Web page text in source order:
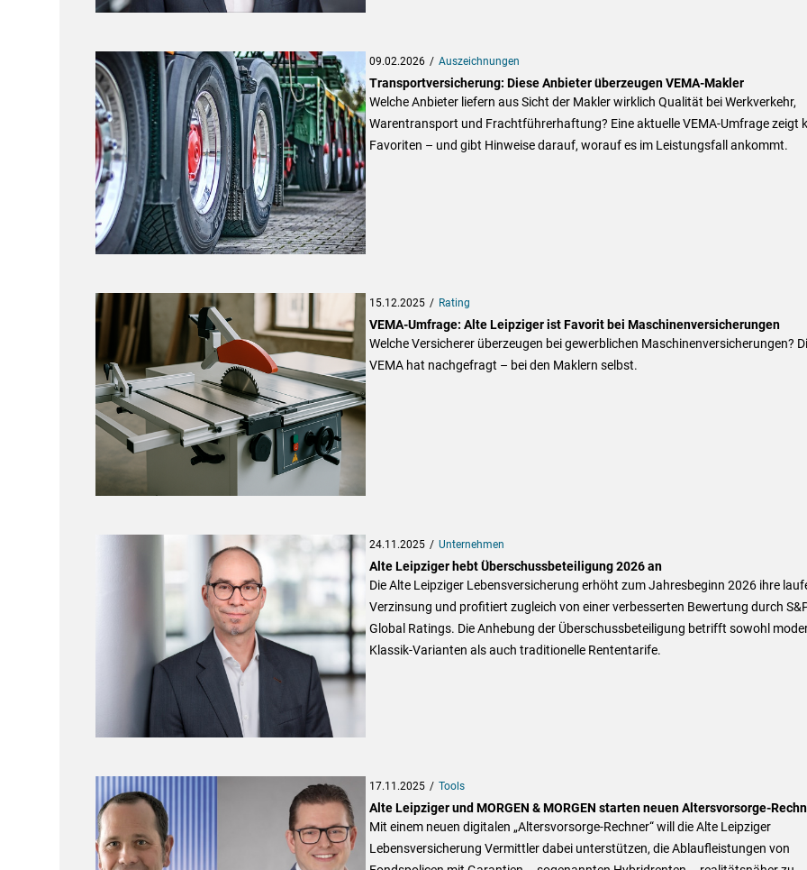
09.02.2026 Auszeichnungen
Transportversicherung: Diese Anbieter überzeugen VEMA-Makler
Welche Anbieter liefern aus Sicht der Makler wirklich Qualität bei Werkverkehr,
Warentransport und Frachtführerhaftung? Eine aktuelle VEMA-Umfrage zeigt
Favoriten – und gibt Hinweise darauf, worauf es im Leistungsfall ankommt.
15.12.2025 Rating
VEMA-Umfrage: Alte Leipziger ist Favorit bei Maschinenversicherungen
Welche Versicherer überzeugen bei gewerblichen Maschinenversicherungen?
VEMA hat nachgefragt – bei den Maklern selbst.
24.11.2025 Unternehmen
Alte Leipziger hebt Überschussbeteiligung 2026 an
Die Alte Leipziger Lebensversicherung erhöht zum Jahresbeginn 2026 ihre
Verzinsung und profitiert zugleich von einer verbesserten Bewertung durch
Global Ratings. Die Anhebung der Überschussbeteiligung betrifft sowohl
Klassik-Varianten als auch traditionelle Rententarife.
17.11.2025 Tools
Alte Leipziger und MORGEN & MORGEN starten neuen Altersvorsorge-
Mit einem neuen digitalen „Altersvorsorge-Rechner“ will die Alte Leipziger
Lebensversicherung Vermittler dabei unterstützen, die Ablaufleistungen von